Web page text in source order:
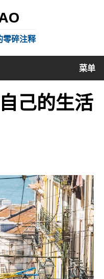
零碎注释
菜单
己的生活